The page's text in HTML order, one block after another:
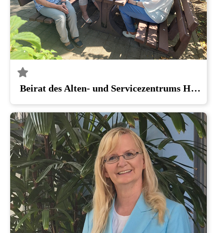
Beirat des Alten- und Servicezentrums HERZ im Bürgerhaus Kannenstieg, Magdeburg